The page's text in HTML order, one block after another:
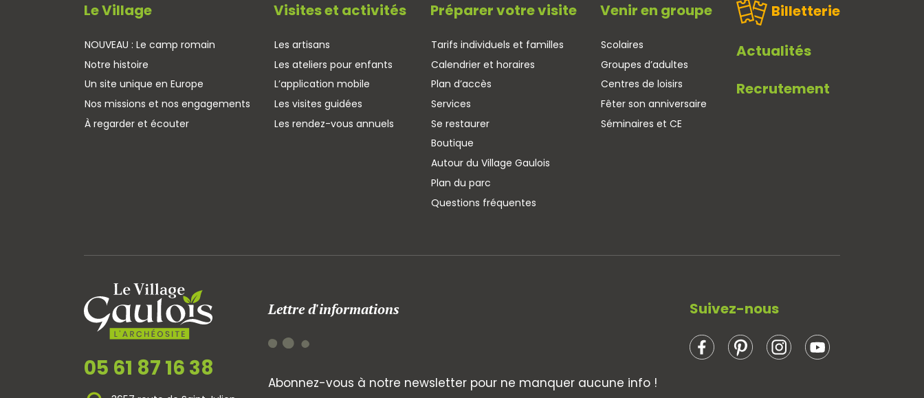
Le Village
NOUVEAU : Le camp romain
Notre histoire
Un site unique en Europe
Nos missions et nos engagements
À regarder et écouter
Visites et activités
Les artisans
Les ateliers pour enfants
L’application mobile
Les visites guidées
Les rendez-vous annuels
Préparer votre visite
Tarifs individuels et familles
Calendrier et horaires
Plan d’accès
Services
Se restaurer
Boutique
Autour du Village Gaulois
Plan du parc
Questions fréquentes
Venir en groupe
Scolaires
Groupes d’adultes
Centres de loisirs
Fêter son anniversaire
Séminaires et CE
Billetterie
Actualités
Recrutement
05 61 87 16 38
Lettre d'informations
Abonnez-vous à notre newsletter pour ne manquer aucune info !
Suivez-nous